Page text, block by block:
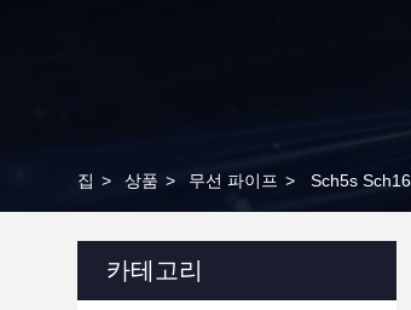
집 > 상품 > 무선 파이프 > Sch5s
카테고리